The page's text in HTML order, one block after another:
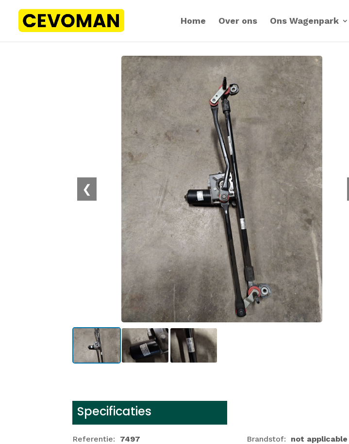
Home Over ons Ons Wagenpark
❮
Specificaties
Referentie:
7497
Brandstof:
not applicable